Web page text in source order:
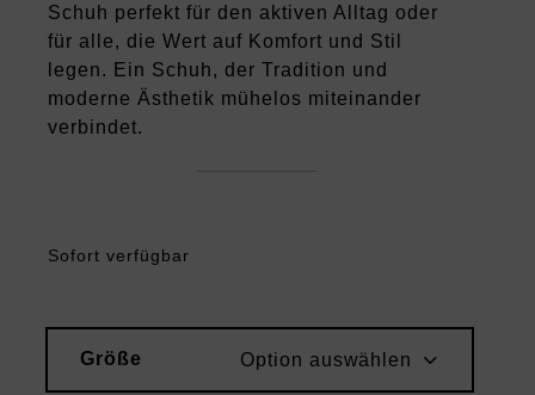
Schuh perfekt für den aktiven Alltag oder
für alle, die Wert auf Komfort und Stil
legen. Ein Schuh, der Tradition und
moderne Ästhetik mühelos miteinander
verbindet.
Sofort verfügbar
Größe Option auswählen